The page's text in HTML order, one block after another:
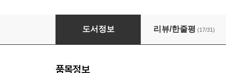
매일 쓰고 다시 쓰고 끝까지 씁니다
도서정보 리뷰/한줄평 (17/31)
품목정보